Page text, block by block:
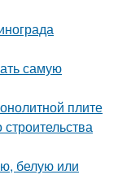
самую
плите
белую или